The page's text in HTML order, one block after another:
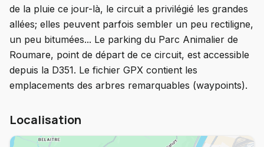
de la pluie ce jour-là, le circuit a privilégié les grandes
allées; elles peuvent parfois sembler un peu rectiligne,
un peu bitumées... Le parking du Parc Animalier de
Roumare, point de départ de ce circuit, est accessible
depuis la D351. Le fichier GPX contient les
emplacements des arbres remarquables (waypoints).
Localisation